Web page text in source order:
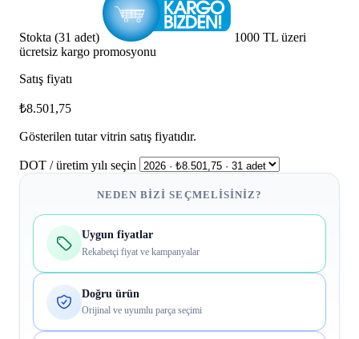
Stokta (31 adet)
1000 TL üzeri
ücretsiz kargo promosyonu
Satış fiyatı
₺8.501,75
Gösterilen tutar vitrin satış fiyatıdır.
DOT / üretim yılı seçin
NEDEN BIZI SEÇMELISINIZ?
Uygun fiyatlar
Rekabetçi fiyat ve kampanyalar
Doğru ürün
Orijinal ve uyumlu parça seçimi